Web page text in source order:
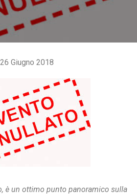
Giugno 2018
è un ottimo punto panoramico sulla